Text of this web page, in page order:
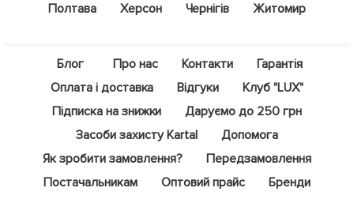
Полтава
Херсон Чернігів Житомир
Блог Про нас Контакти
Гарантія
Оплата і доставка
Відгуки
Клуб "LUX"
Підписка на знижки
Даруємо до 250 грн
Засоби захисту Kartal
Допомога
Як зробити замовлення?
Передзамовлення
Постачальникам
Оптовий прайс Бренди